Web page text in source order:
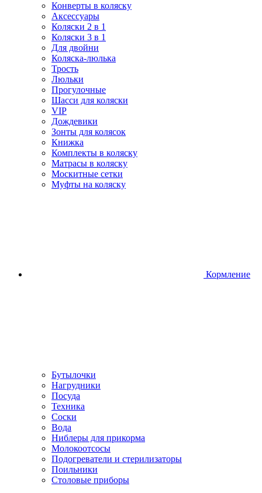
Конверты в коляску
Аксессуары
Коляски 2 в 1
Коляски 3 в 1
Для двойни
Коляска-люлька
Трость
Люльки
Прогулочные
Шасси для коляски
VIP
Дождевики
Зонты для колясок
Книжка
Комплекты в коляску
Матрасы в коляску
Москитные сетки
Муфты на коляску
Кормление
Бутылочки
Нагрудники
Посуда
Техника
Соски
Вода
Ниблеры для прикорма
Молокоотсосы
Подогреватели и стерилизаторы
Поильники
Столовые приборы